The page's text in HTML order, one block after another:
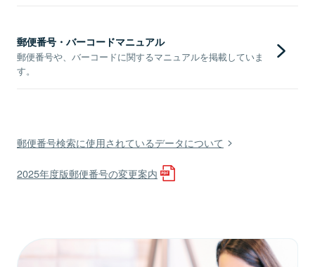
郵便番号・バーコードマニュアル
郵便番号や、バーコードに関するマニュアルを掲載していま
す。
郵便番号検索に使用されているデータについて
2025年度版郵便番号の変更案内